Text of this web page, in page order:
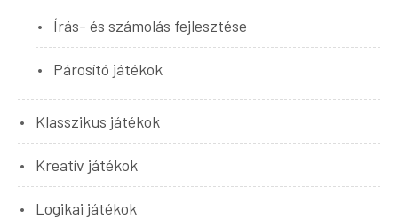
Írás- és számolás fejlesztése
Párosító játékok
Klasszikus játékok
Kreatív játékok
Logikai játékok